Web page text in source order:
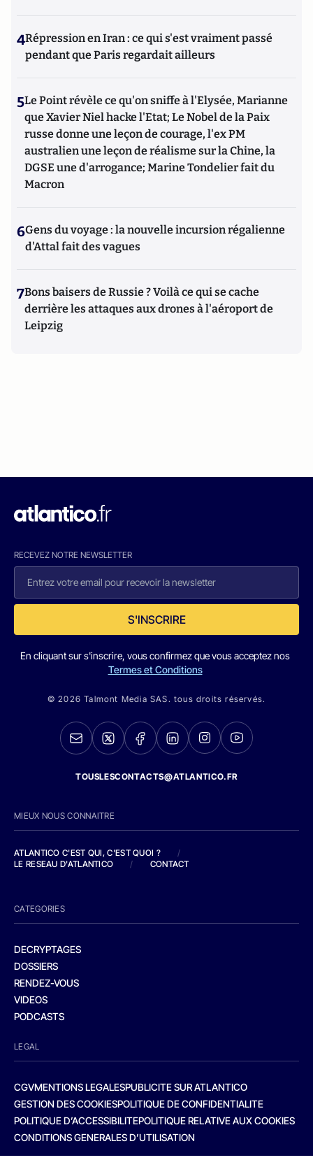
4Répression en Iran : ce qui s'est vraiment passé
pendant que Paris regardait ailleurs
5Le Point révèle ce qu'on sniffe à l'Elysée, Marianne
que Xavier Niel hacke l'Etat; Le Nobel de la Paix
russe donne une leçon de courage, l'ex PM
australien une leçon de réalisme sur la Chine, la
DGSE une d'arrogance; Marine Tondelier fait du
Macron
6Gens du voyage : la nouvelle incursion régalienne
d'Attal fait des vagues
7Bons baisers de Russie ? Voilà ce qui se cache
derrière les attaques aux drones à l'aéroport de
Leipzig
RECEVEZ NOTRE NEWSLETTER
S'INSCRIRE
En cliquant sur s'inscrire, vous confirmez que vous acceptez nos
Termes et Conditions
© 2026 Talmont Media SAS. tous droits réservés.
TOUSLESCONTACTS@ATLANTICO.FR
MIEUX NOUS CONNAITRE
ATLANTICO C'EST QUI, C'EST QUOI ?
/
LE RESEAU D'ATLANTICO
/ CONTACT
CATEGORIES
DECRYPTAGES
DOSSIERS
RENDEZ-VOUS
VIDEOS
PODCASTS
LEGAL
CGVMENTIONS LEGALESPUBLICITE SUR ATLANTICO
GESTION DES COOKIESPOLITIQUE DE CONFIDENTIALITE
POLITIQUE D’ACCESSIBILITEPOLITIQUE RELATIVE AUX COOKIES
CONDITIONS GENERALES D’UTILISATION